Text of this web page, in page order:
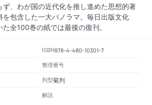
、わが国の近代化を推し進めた思想的著
包含した一大パノラマ。毎日出版文化
全100巻の紙では最後の復刊。
ISBN978-4-480-10301-7
整理番号
判型菊判
解説